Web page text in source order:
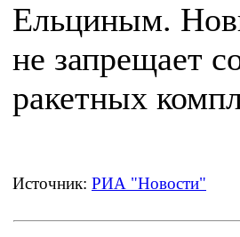
Ельциным.
не запрещает
ракетных
Источник: РИА "Новости"